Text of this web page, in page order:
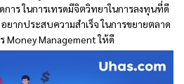
าร ในการเทรดมีจิตวิทยาในการลงทุนที่ดี
ากประสบความสำเร็จ ในการขยายตลาด
Money Management ให้ดี